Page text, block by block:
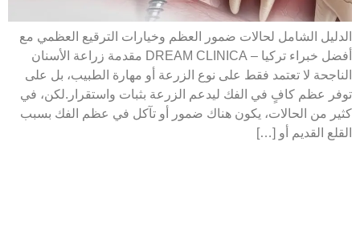
الدليل الشامل لحالات ضمور العظم وخيارات الترقيع العظمي مع
أفضل خبراء تركيا – DREAM CLINICA مقدمة زراعة الأسنان
الناجحة لا تعتمد فقط على نوع الزرعة أو مهارة الطبيب، بل على
توفر عظم كافٍ في الفك ليدعم الزرعة بثبات واستقرار.لكن، في
كثير من الحالات، يكون هناك ضمور أو تآكل في عظم الفك بسبب
القلع القديم أو […]